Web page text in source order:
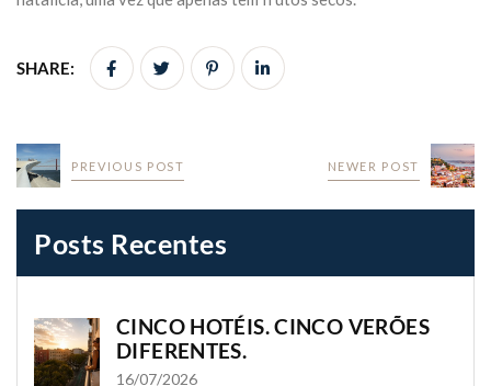
SHARE:
PREVIOUS POST NEWER POST
Posts Recentes
CINCO HOTÉIS. CINCO VERÕES
DIFERENTES.
16/07/2026